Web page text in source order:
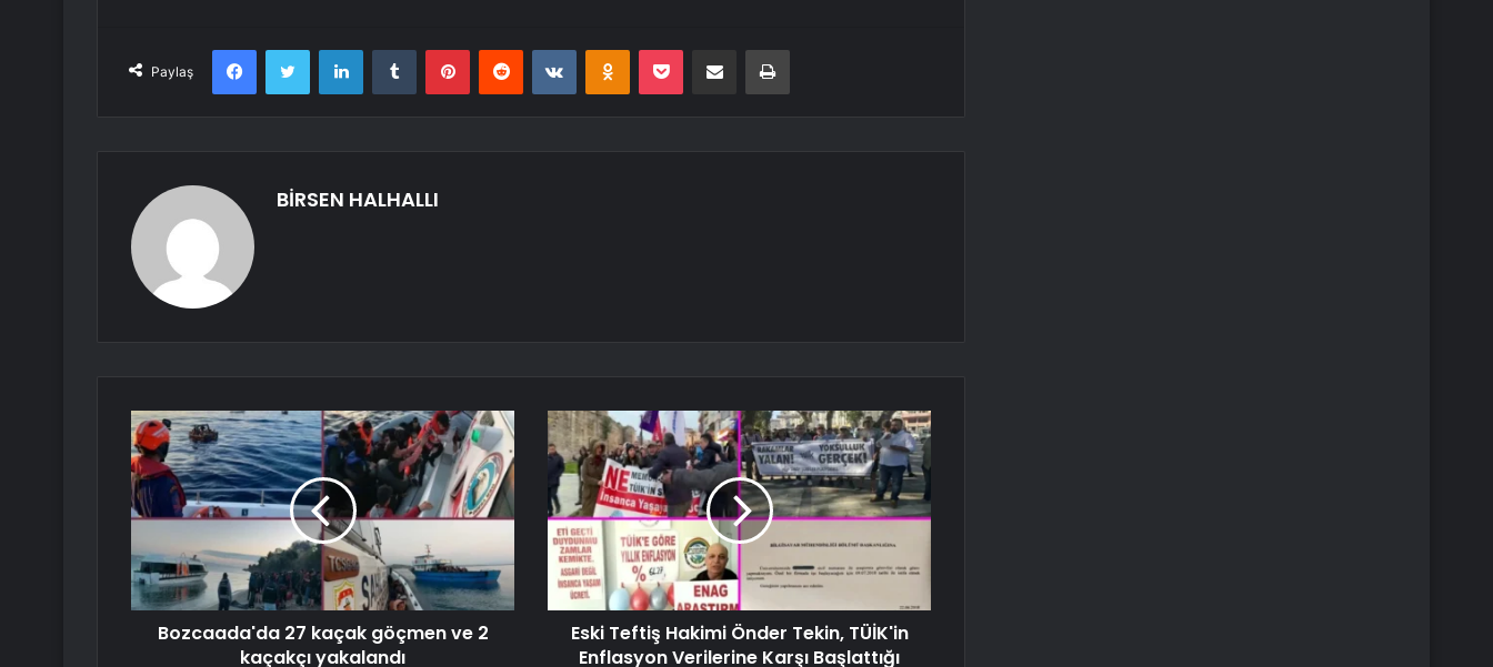
Paylaş
FacebookTwitter LinkedInTumblr PinterestReddit VKontakteOdnoklassniki
Pocket E-Posta ile paylaş Yazdır
BİRSEN HALHALLI
Bozcaada'da 27 kaçak göçmen ve 2
kaçakçı yakalandı
Eski Teftiş Hakimi Önder Tekin, TÜİK'in
Enflasyon Verilerine Karşı Başlattığı